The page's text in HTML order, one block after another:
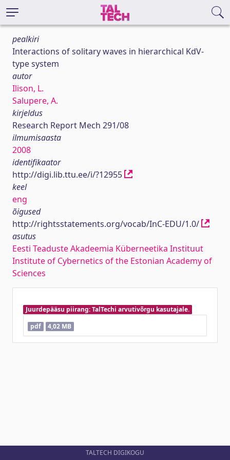
pealkiri
Interactions of solitary waves in hierarchical KdV-
type system
autor
Ilison, L.
Salupere, A.
kirjeldus
Research Report Mech 291/08
ilmumisaasta
2008
identifikaator
http://digi.lib.ttu.ee/i/?12955
keel
eng
õigused
http://rightsstatements.org/vocab/InC-EDU/1.0/
asutus
Eesti Teaduste Akadeemia Küberneetika Instituut
Institute of Cybernetics of the Estonian Academy of
Sciences
Juurdepääsu piirang: TalTechi arvutivõrgu kasutajale.
pdf
4,02 MB
TALTECH DIGIKOGU